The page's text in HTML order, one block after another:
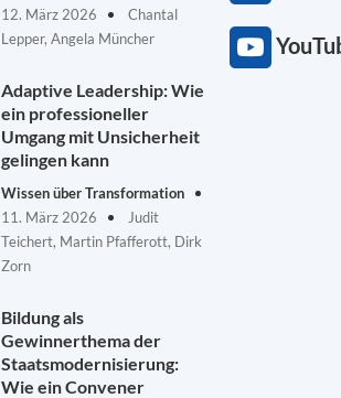
12. März 2026
Chantal
Lepper, Angela Müncher
Adaptive Leadership: Wie
ein professioneller
Umgang mit Unsicherheit
gelingen kann
Wissen über Transformation
11. März 2026
Judit
Teichert, Martin Pfafferott, Dirk
Zorn
Bildung als
Gewinnerthema der
Staatsmodernisierung:
Wie ein Convener